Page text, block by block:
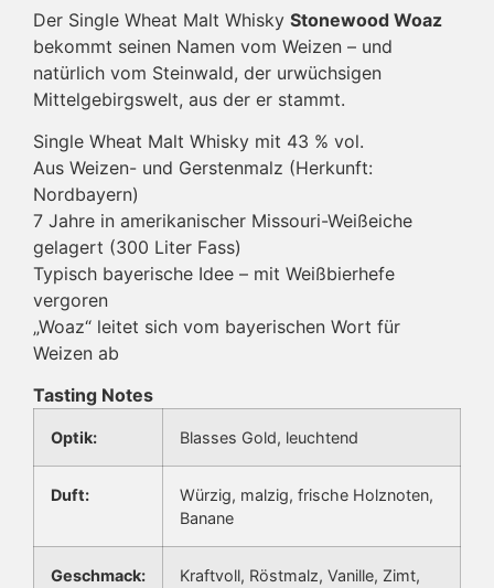
Der Single Wheat Malt Whisky Stonewood Woaz
bekommt seinen Namen vom Weizen – und
natürlich vom Steinwald, der urwüchsigen
Mittelgebirgswelt, aus der er stammt.
Single Wheat Malt Whisky mit 43 % vol.
Aus Weizen- und Gerstenmalz (Herkunft:
Nordbayern)
7 Jahre in amerikanischer Missouri-Weißeiche
gelagert (300 Liter Fass)
Typisch bayerische Idee – mit Weißbierhefe
vergoren
„Woaz“ leitet sich vom bayerischen Wort für
Weizen ab
Tasting Notes
Optik: Blasses Gold, leuchtend
Duft:
Würzig, malzig, frische Holznoten,
Banane
Geschmack:
Kraftvoll, Röstmalz, Vanille, Zimt,